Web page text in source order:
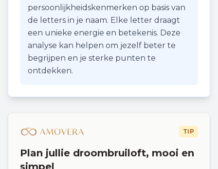
persoonlijkheidskenmerken op basis van
de letters in je naam. Elke letter draagt
een unieke energie en betekenis. Deze
analyse kan helpen om jezelf beter te
begrijpen en je sterke punten te
ontdekken.
TIP
Plan jullie droombruiloft, mooi en
simpel